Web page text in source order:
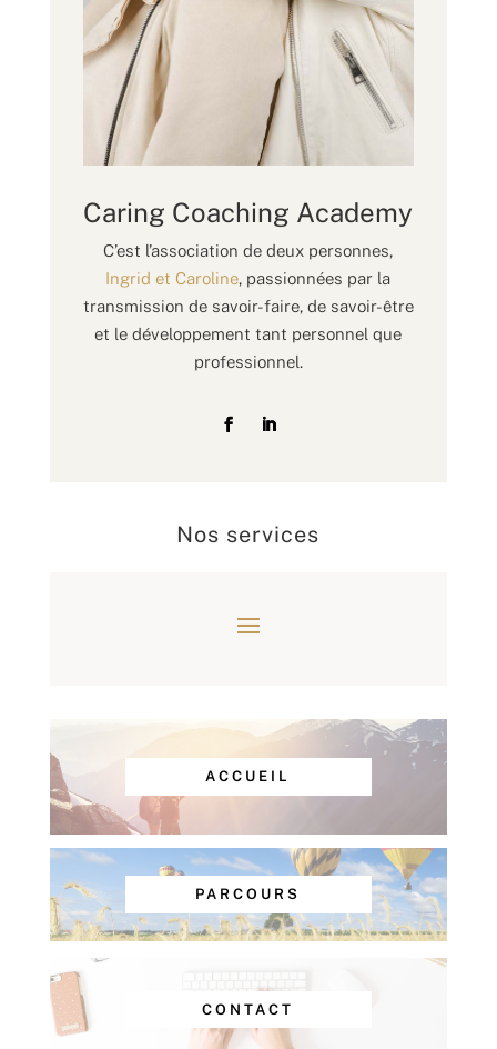
Caring Coaching Academy
C’est l’association de deux personnes,
Ingrid et Caroline, passionnées par la
transmission de savoir-faire, de savoir-être
et le développement tant personnel que
professionnel.
Nos services
ACCUEIL
PARCOURS
CONTACT